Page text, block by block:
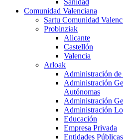
Sanidad
Comunidad Valenciana
Sartu Comunidad
Probinziak
Alicante
Castellón
Valencia
Arloak
Administración de
Administración
Autónomas
Administración
Administración
Educación
Empresa Privada
Entidades